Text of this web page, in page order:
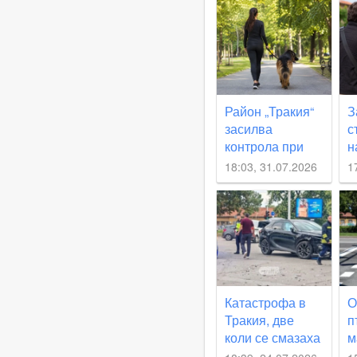
Район „Тракия“
засилва
контрола при
разхождане на
кучета след
сигнали на
граждани
18:03, 31.07.2026
Катастрофа в
Тракия, две
коли се смазаха